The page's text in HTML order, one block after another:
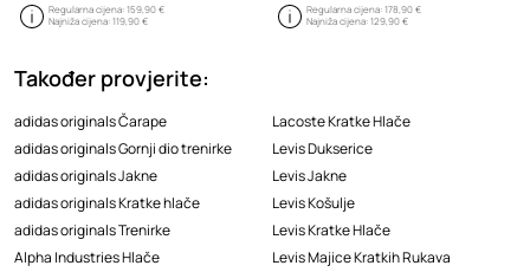
Regularna cijena:159,90 €
Najniža cijena:119,90 €
Regularna cijena:178,90 €
Najniža cijena:129,90 €
Također provjerite:
adidas originals Čarape
adidas originals Gornji dio trenirke
adidas originals Jakne
adidas originals Kratke hlače
adidas originals Trenirke
Alpha Industries Hlače
Lacoste Kratke Hlače
Levis Dukserice
Levis Jakne
Levis Košulje
Levis Kratke Hlače
Levis Majice Kratkih Rukava